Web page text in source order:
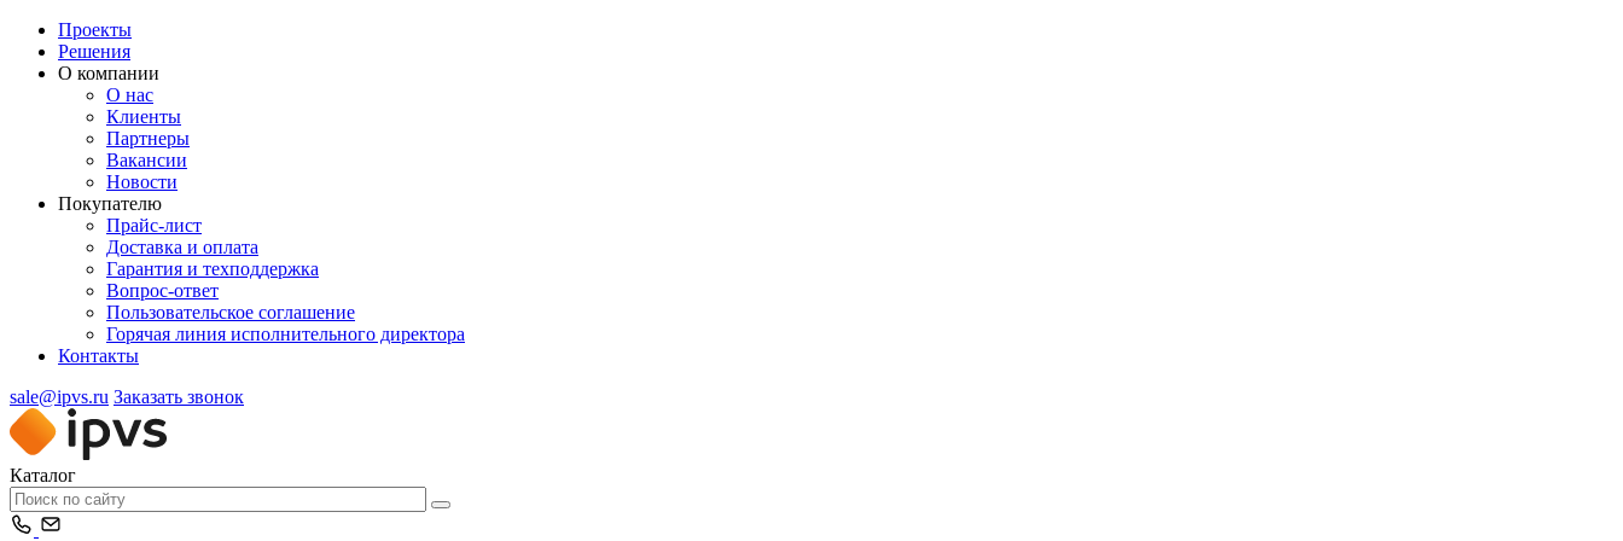
Проекты
Решения
О компании
О нас
Клиенты
Партнеры
Вакансии
Новости
Покупателю
Прайс-лист
Доставка и оплата
Гарантия и техподдержка
Вопрос-ответ
Пользовательское соглашение
Горячая линия исполнительного директора
Контакты
sale@ipvs.ru Заказать звонок
Каталог